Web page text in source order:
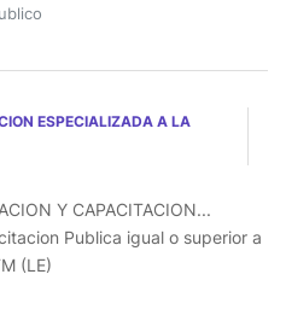
ESPECIALIZADA A LA
Y CAPACITACION...
Publica igual o superior a
(LE)